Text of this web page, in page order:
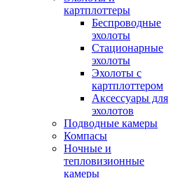
картплоттеры
Беспроводные
эхолоты
Стационарные
эхолоты
Эхолоты с
картплоттером
Аксессуары для
эхолотов
Подводные камеры
Компасы
Ночные и
тепловизионные
камеры